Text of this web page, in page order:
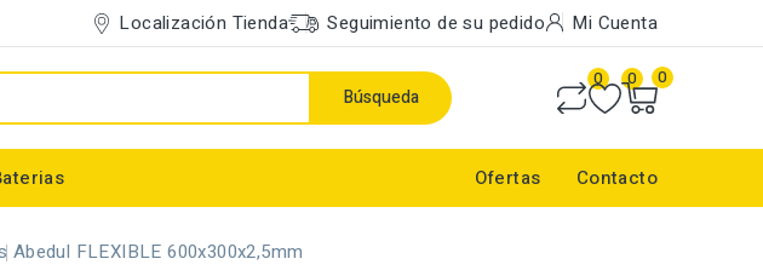
Localización Tienda Seguimiento de su pedido Mi Cuenta
Búsqueda
0 0 0
Ofertas Contacto
Abedul FLEXIBLE 600x300x2,5mm